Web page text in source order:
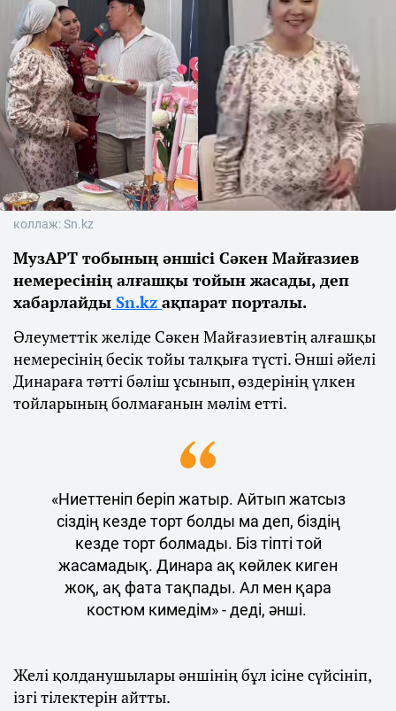
коллаж: Sn.kz
МузАРТ тобының әншісі Сәкен Майғазиев
немересінің алғашқы тойын жасады, деп
хабарлайды Sn.kz ақпарат порталы.
Әлеуметтік желіде Сәкен Майғазиевтің алғашқы
немересінің бесік тойы талқыға түсті. Әнші әйелі
Динараға тәтті бәліш ұсынып, өздерінің үлкен
тойларының болмағанын мәлім етті.
«Ниеттеніп беріп жатыр. Айтып жатсыз
сіздің кезде торт болды ма деп, біздің
кезде торт болмады. Біз тіпті той
жасамадық. Динара ақ көйлек киген
жоқ, ақ фата тақпады. Ал мен қара
костюм кимедім» - деді, әнші.
Желі қолданушылары әншінің бұл ісіне сүйсініп,
ізгі тілектерін айтты.